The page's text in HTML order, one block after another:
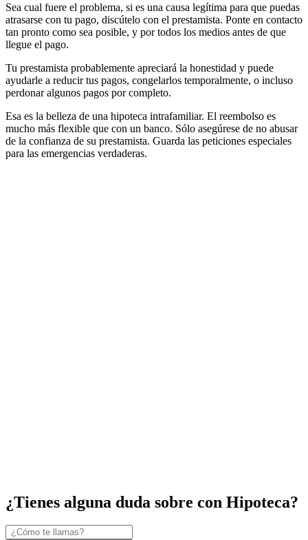
Sea cual fuere el problema, si es una causa legítima para que puedas
atrasarse con tu pago, discútelo con el prestamista. Ponte en contacto
tan pronto como sea posible, y por todos los medios antes de que
llegue el pago.
Tu prestamista probablemente apreciará la honestidad y puede
ayudarle a reducir tus pagos, congelarlos temporalmente, o incluso
perdonar algunos pagos por completo.
Esa es la belleza de una hipoteca intrafamiliar. El reembolso es
mucho más flexible que con un banco. Sólo asegúrese de no abusar
de la confianza de su prestamista. Guarda las peticiones especiales
para las emergencias verdaderas.
¿Tienes alguna duda sobre con Hipoteca?